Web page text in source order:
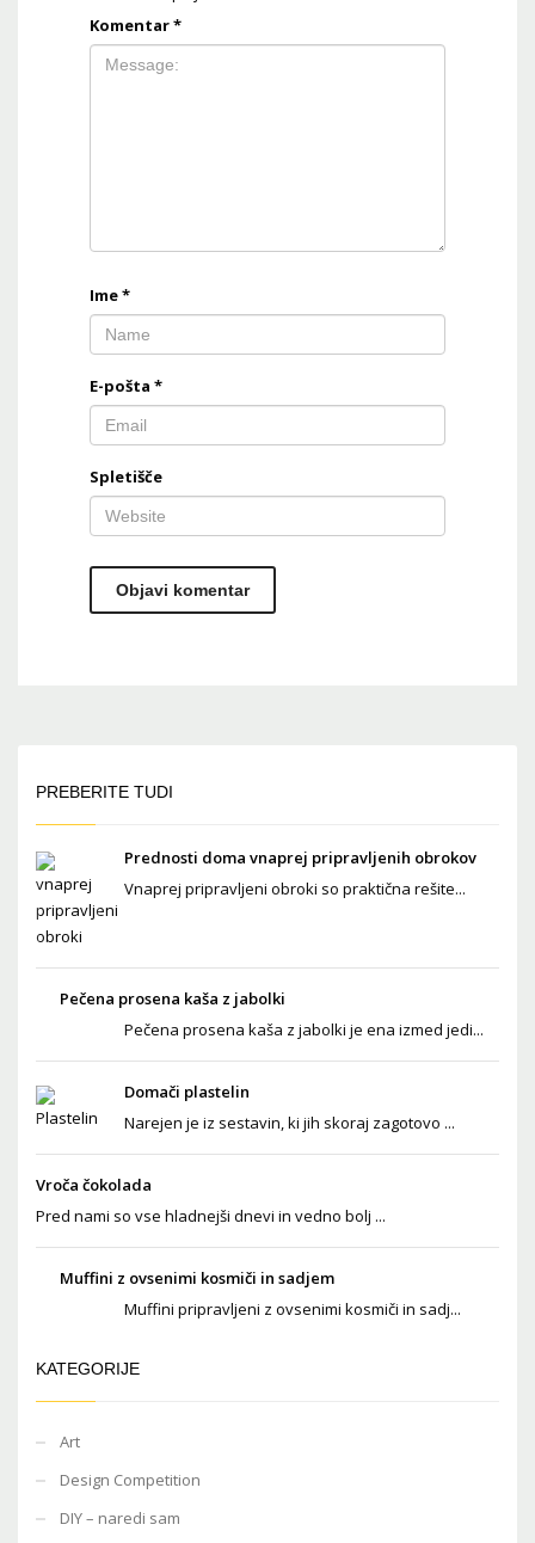
Komentar*
Ime*
E-pošta *
Spletišče
PREBERITE TUDI
Prednosti doma vnaprej pripravljenih obrokov
Vnaprej pripravljeni obroki so praktična rešite...
Pečena prosena kaša z jabolki
Pečena prosena kaša z jabolki je ena izmed jedi...
Domači plastelin
Narejen je iz sestavin, ki jih skoraj zagotovo ...
Vroča čokolada
Pred nami so vse hladnejši dnevi in vedno bolj ...
Muffini z ovsenimi kosmiči in sadjem
Muffini pripravljeni z ovsenimi kosmiči in sadj...
KATEGORIJE
Art
Design Competition
DIY – naredi sam